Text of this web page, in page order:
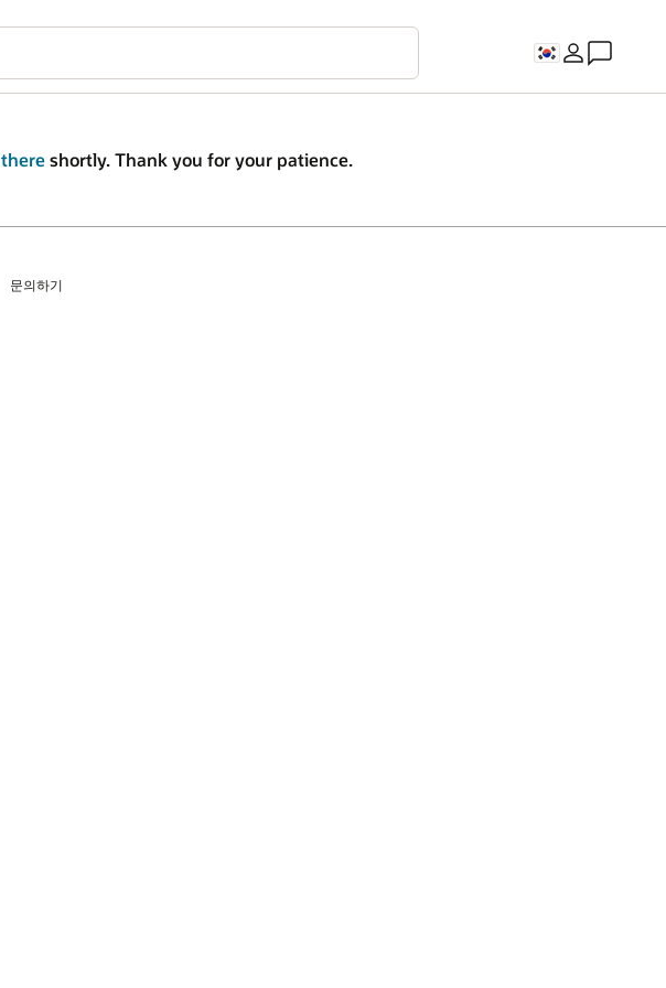
thereshortly. Thank you for your patience.
문의하기